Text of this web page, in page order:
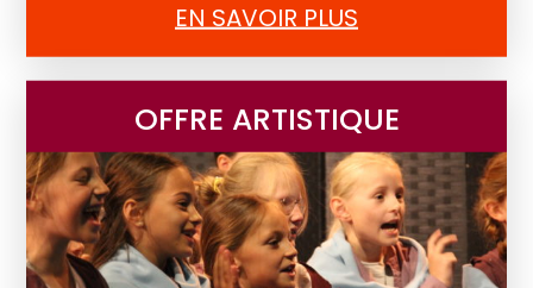
EN SAVOIR PLUS
OFFRE ARTISTIQUE